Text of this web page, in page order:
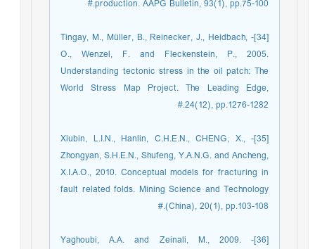
production. AAPG Bulletin, 93(1), pp.75-100.#
[34]- Tingay, M., Müller, B., Reinecker, J., Heidbach,
O., Wenzel, F. and Fleckenstein, P., 2005.
Understanding tectonic stress in the oil patch: The
World Stress Map Project. The Leading Edge,
24(12), pp.1276-1282.#
[35]- Xiubin, L.I.N., Hanlin, C.H.E.N., CHENG, X.,
Zhongyan, S.H.E.N., Shufeng, Y.A.N.G. and Ancheng,
X.I.A.O., 2010. Conceptual models for fracturing in
fault related folds. Mining Science and Technology
(China), 20(1), pp.103-108.#
[36]- Yaghoubi, A.A. and Zeinali, M., 2009.